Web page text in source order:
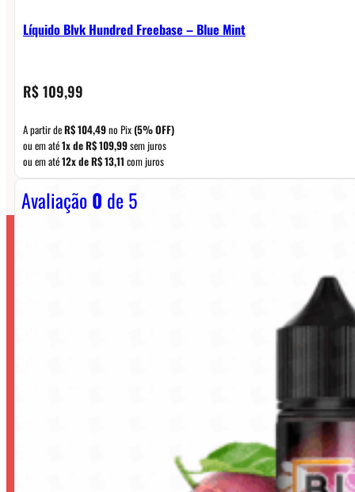
Líquido Blvk Hundred Freebase – Blue Mint
R$109,99
A partir deR$104,49no Pix(5% OFF)
ou em até1x deR$109,99sem juros
ou em até12x deR$13,11 com juros
Avaliação0 de 5